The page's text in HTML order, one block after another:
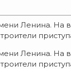
Ленина. На
Ленина. На